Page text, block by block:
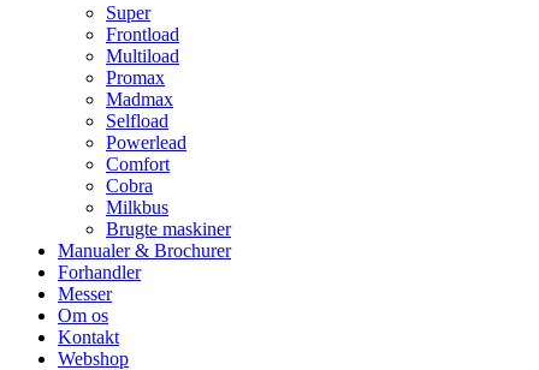
Super
Frontload
Multiload
Promax
Madmax
Selfload
Powerlead
Comfort
Cobra
Milkbus
Brugte maskiner
Manualer & Brochurer
Forhandler
Messer
Om os
Kontakt
Webshop